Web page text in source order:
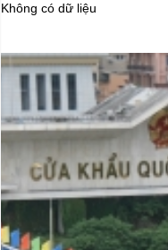
Không có dữ liệu